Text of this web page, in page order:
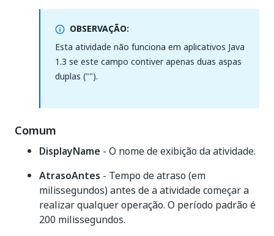
OBSERVAÇÃO:
Esta atividade não funciona em aplicativos Java
1.3 se este campo contiver apenas duas aspas
duplas ("").
Comum
DisplayName - O nome de exibição da atividade.
AtrasoAntes - Tempo de atraso (em
milissegundos) antes de a atividade começar a
realizar qualquer operação. O período padrão é
200 milissegundos.